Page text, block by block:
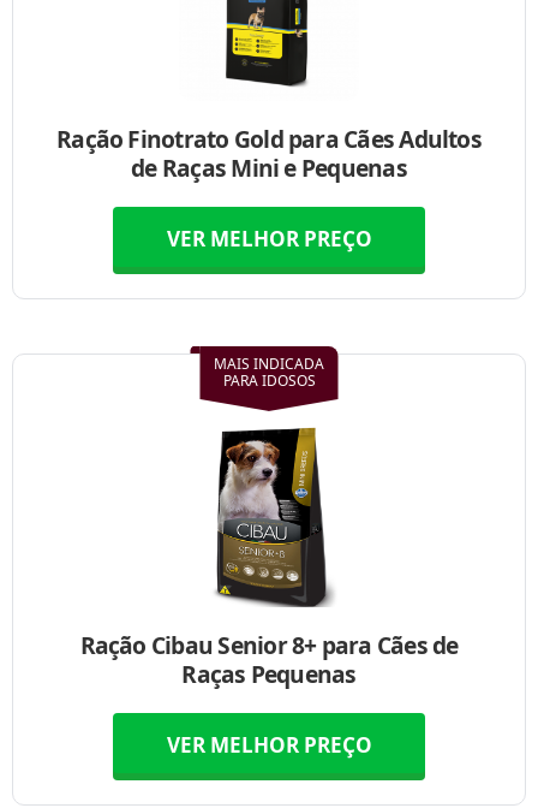
Ração Finotrato Gold para Cães Adultos
de Raças Mini e Pequenas
VER MELHOR PREÇO
MAIS INDICADA
PARA IDOSOS
Ração Cibau Senior 8+ para Cães de
Raças Pequenas
VER MELHOR PREÇO